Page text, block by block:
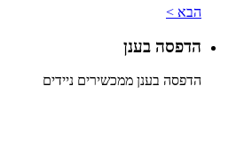
הבא >
הדפסה בענן
הדפסה בענן ממכשירים ניידים